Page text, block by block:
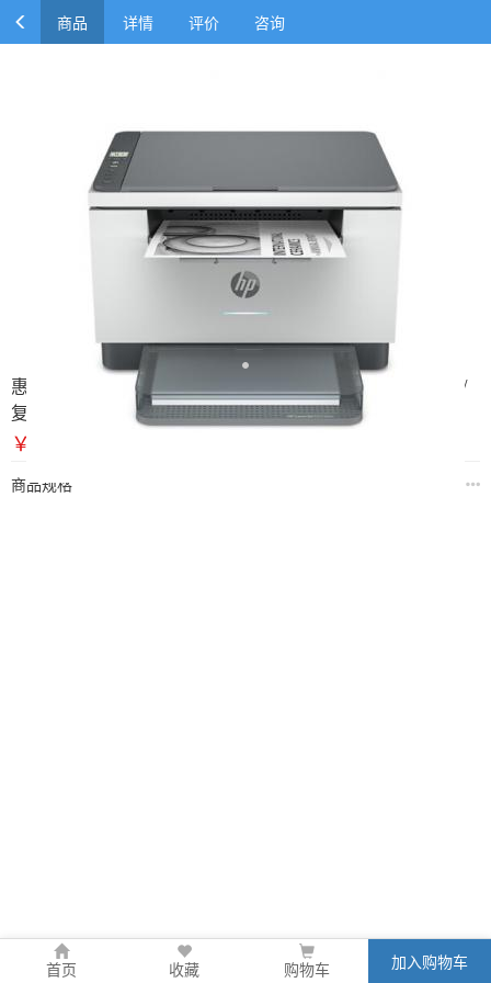
商品 详情 评价 咨询
惠普（HP）M233dw A4幅面黑白激光多功能一体机（打印/
复印/扫描）
￥1868.00
商品规格
首页 收藏 购物车 加入购物车